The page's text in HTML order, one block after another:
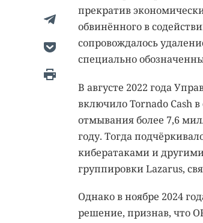
прекратив
обвинённого в
сопровождалось
специально
В августе 2022 года
включило Tornado Cash
отмывания более 7,6
году. Тогда
кибератаками и
группировки Lazarus,
Однако в ноябре 2024
решение, признав, что